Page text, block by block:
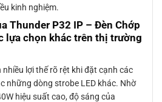
kinh nghiệm.
Thunder P32 IP – Đèn Chớp
lựa chọn khác trên thị trường
nhiều lợi thế rõ rệt khi đặt cạnh các
những dòng strobe LED khác. Nhờ
hiệu suất cao, độ sáng của